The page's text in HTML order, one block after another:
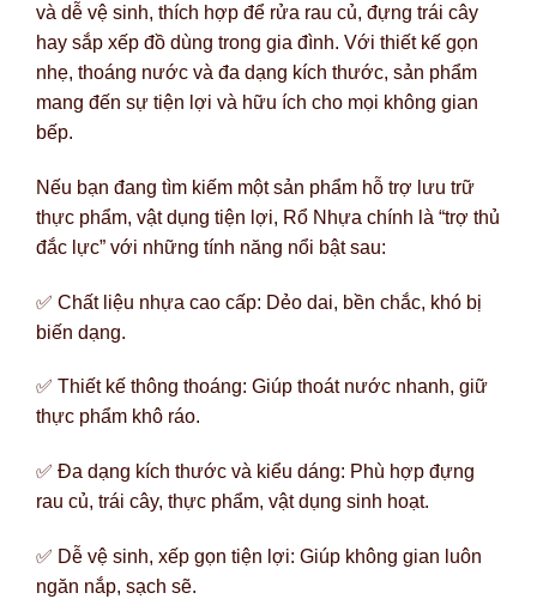
và dễ vệ sinh, thích hợp để rửa rau củ, đựng trái cây
hay sắp xếp đồ dùng trong gia đình. Với thiết kế gọn
nhẹ, thoáng nước và đa dạng kích thước, sản phẩm
mang đến sự tiện lợi và hữu ích cho mọi không gian
bếp.
Nếu bạn đang tìm kiếm một sản phẩm hỗ trợ lưu trữ
thực phẩm, vật dụng tiện lợi, Rổ Nhựa chính là “trợ thủ
đắc lực” với những tính năng nổi bật sau:
✅ Chất liệu nhựa cao cấp: Dẻo dai, bền chắc, khó bị
biến dạng.
✅ Thiết kế thông thoáng: Giúp thoát nước nhanh, giữ
thực phẩm khô ráo.
✅ Đa dạng kích thước và kiểu dáng: Phù hợp đựng
rau củ, trái cây, thực phẩm, vật dụng sinh hoạt.
✅ Dễ vệ sinh, xếp gọn tiện lợi: Giúp không gian luôn
ngăn nắp, sạch sẽ.